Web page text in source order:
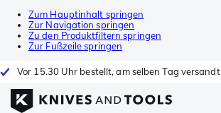
Zum Hauptinhalt springen
Zur Navigation springen
Zu den Produktfiltern springen
Zur Fußzeile springen
Vor 15.30 Uhr bestellt, am selben Tag versandt